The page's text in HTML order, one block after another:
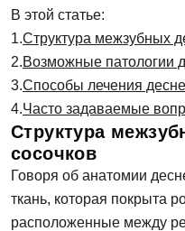
В этой статье:
Структура межзубных
Возможные патологии
Способы лечения
Часто задаваемые
Структура
сосочков
Говоря об анатомии
ткань, которая покрыта
расположенные между